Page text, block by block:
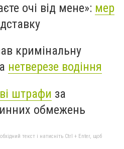
очі від мене»: мер
кримінальну
нетверезе водіння
штрафи за
обмежень
текст і натисніть Ctrl + Enter, щоб